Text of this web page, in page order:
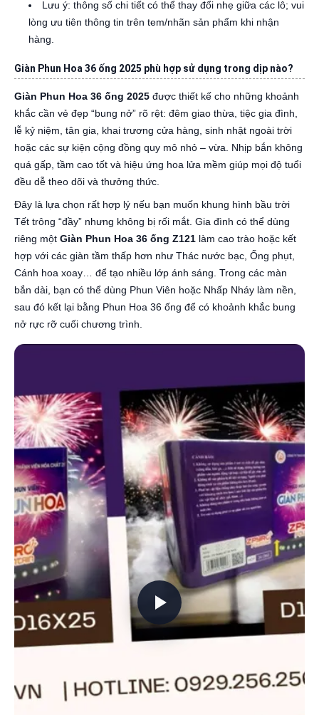
Lưu ý: thông số chi tiết có thể thay đổi nhẹ giữa các lô; vui
lòng ưu tiên thông tin trên tem/nhãn sản phẩm khi nhận
hàng.
Giàn Phun Hoa 36 ống 2025 phù hợp sử dụng trong dịp nào?
Giàn Phun Hoa 36 ống 2025 được thiết kế cho những khoảnh
khắc cần vẻ đẹp “bung nở” rõ rệt: đêm giao thừa, tiệc gia đình,
lễ kỷ niệm, tân gia, khai trương cửa hàng, sinh nhật ngoài trời
hoặc các sự kiện cộng đồng quy mô nhỏ – vừa. Nhịp bắn không
quá gấp, tầm cao tốt và hiệu ứng hoa lửa mềm giúp mọi độ tuổi
đều dễ theo dõi và thưởng thức.
Đây là lựa chọn rất hợp lý nếu bạn muốn khung hình bầu trời
Tết trông “đầy” nhưng không bị rối mắt. Gia đình có thể dùng
riêng một Giàn Phun Hoa 36 ống Z121 làm cao trào hoặc kết
hợp với các giàn tầm thấp hơn như Thác nước bạc, Ống phụt,
Cánh hoa xoay… để tạo nhiều lớp ánh sáng. Trong các màn
bắn dài, bạn có thể dùng Phun Viên hoặc Nhấp Nháy làm nền,
sau đó kết lại bằng Phun Hoa 36 ống để có khoảnh khắc bung
nở rực rỡ cuối chương trình.